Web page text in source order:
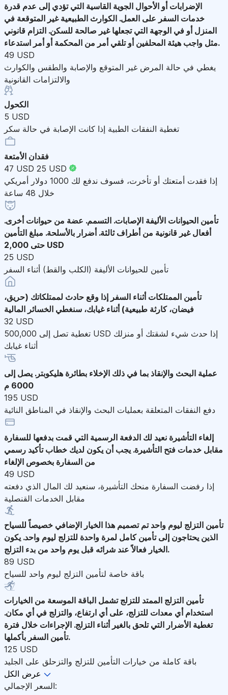
الإضرابات أو الأحوال الجوية القاسية التي تؤدي إلى عدم قدرة
خدمات السفر على العمل. الكوارث الطبيعية غير المتوقعة في
المنزل أو في الوجهة التي تجعلها غير صالحة للسكن. التزام قانوني
مثل واجب هيئة المحلفين أو تلقي أمر من المحكمة أو أمر استدعاء.
49 USD
يغطي في حالة المرض غير المتوقع والإصابة والطقس والكوارث
والالتزامات القانونية
الكحول
5 USD
تغطية النفقات الطبية إذا كانت الإصابة في حالة سكر
فقدان الأمتعة
47 USD 25 USD
إذا فقدت أمتعتك أو تأخرت، فسوف ندفع لك 1000 دولار أمريكي
خلال 48 ساعة
تأمين الحيوانات الأليفة الإصابات. التسمم. عضة من حيوانات أخرى.
أفعال غير قانونية من أطراف ثالثة. أضرار بالأسلحة. مبلغ التأمين
حتى 2,000 USD
25 USD
تأمين للحيوانات الأليفة (الكلب والقط) أثناء السفر
تأمين الممتلكات أثناء السفر إذا وقع حادث لممتلكاتك (حريق،
فيضان، كارثة طبيعية) أثناء غيابك، سنغطي الخسائر المالية
32 USD
تغطية تصل إلى 500,000 USD إذا حدث شيء لشقتك أو منزلك
أثناء غيابك
عملية البحث والإنقاذ بما في ذلك الإخلاء بطائرة هليكوبتر. يصل إلى
6000 م
195 USD
دفع النفقات المتعلقة بعمليات البحث والإنقاذ في المناطق النائية
إلغاء التأشيرة نعيد لك الدفعة الرسمية التي قمت بدفعها للسفارة
مقابل خدمات فتح التأشيرة. يجب أن يكون لديك خطاب تأكيد رسمي
من السفارة بخصوص الإلغاء
49 USD
إذا رفضت السفارة منحك التأشيرة، سنعيد لك المال الذي دفعته
مقابل الخدمات القنصلية
تأمين التزلج ليوم واحد تم تصميم هذا الخيار الإضافي خصيصاً للسياح
الذين يحتاجون إلى تأمين كامل لمرة واحدة للتزلج ليوم واحد. يكون
الخيار فعالاً عند شرائه قبل يوم واحد من بدء التزلج.
89 USD
باقة خاصة لتأمين التزلج ليوم واحد للسياح
تأمين التزلج الممتد للتزلج تشمل الباقة الموسعة من الخيارات
استخدام أي معدات للتزلج، على أي ارتفاع، والتزلج في أي مكان.
تغطية الأضرار التي تلحق بالغير أثناء التزلج. الإجراءات خلال فترة
تأمين السفر بأكملها.
125 USD
باقة كاملة من خيارات التأمين للتزلج والتزحلق على الجليد
عرض الكل
السعر الإجمالي: